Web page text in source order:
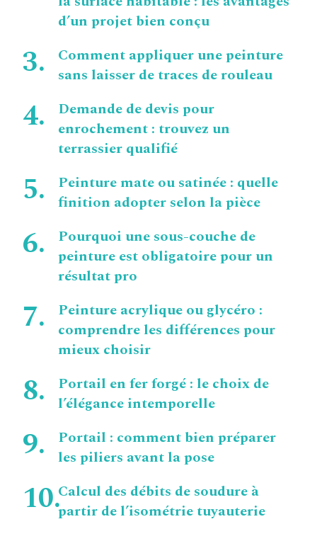
d’un projet bien conçu
Comment appliquer une peinture
sans laisser de traces de rouleau
Demande de devis pour
enrochement : trouvez un
terrassier qualifié
Peinture mate ou satinée : quelle
finition adopter selon la pièce
Pourquoi une sous-couche de
peinture est obligatoire pour un
résultat pro
Peinture acrylique ou glycéro :
comprendre les différences pour
mieux choisir
Portail en fer forgé : le choix de
l’élégance intemporelle
Portail : comment bien préparer
les piliers avant la pose
Calcul des débits de soudure à
partir de l’isométrie tuyauterie